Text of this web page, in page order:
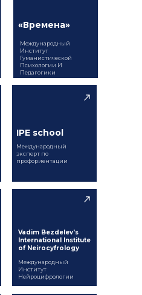
«Времена»
Международный
Институт
Гуманистической
Психологии И
Педагогики
IPE school
Международный
эксперт по
профориентации
Vadim Bezdelev's
International Institute
of Neirocyfrology
Международный
Институт
Нейроцифрологии